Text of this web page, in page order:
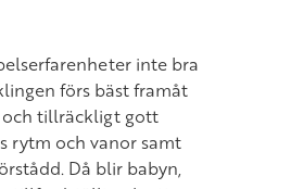
inte bra
förs bäst framåt
tillräckligt gott
rytm och vanor samt
Då blir babyn,